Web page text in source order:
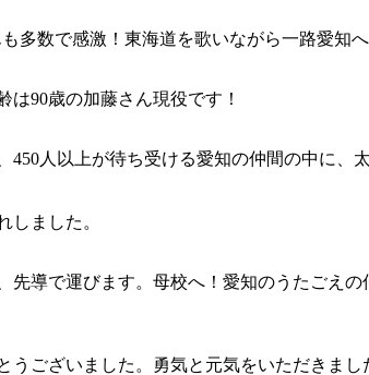
多数で感激！東海道を歌いながら一路愛知へ
90歳の加藤さん現役です！
人以上が待ち受ける愛知の仲間の中に、
しました。
導で運びます。母校へ！愛知のうたごえ
ございました。勇気と元気をいただきまし